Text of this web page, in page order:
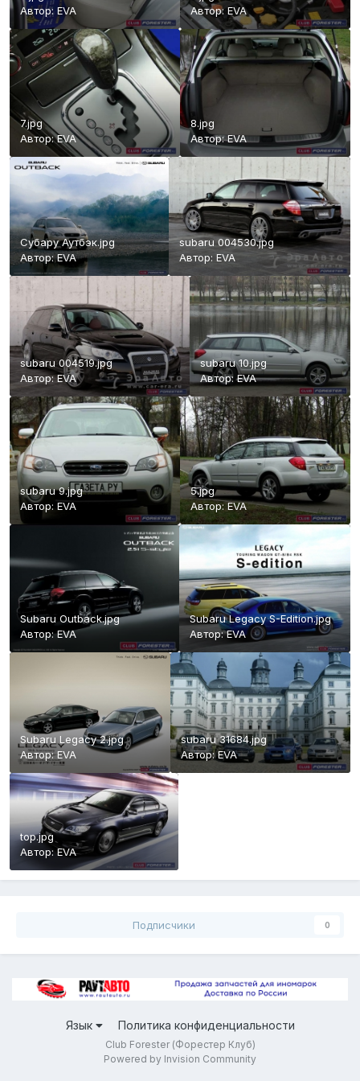
Автор: EVA
Автор:EVA
7.jpg
Автор:EVA
8.jpg
Автор:EVA
Субару Аутбэк.jpg
Автор:EVA
subaru 004530.jpg
Автор:EVA
subaru 004519.jpg
Автор:EVA
subaru 10.jpg
Автор:EVA
subaru 9.jpg
Автор: EVA
5.jpg
Автор:EVA
Subaru Outback.jpg
Автор:EVA
Subaru Legacy S-Edition.jpg
Автор:EVA
Subaru Legacy 2.jpg
Автор:EVA
subaru 31684.jpg
Автор:EVA
top.jpg
Автор:EVA
Подписчики 0
Язык Политика конфиденциальности
Club Forester (Форестер Клуб)
Powered by Invision Community